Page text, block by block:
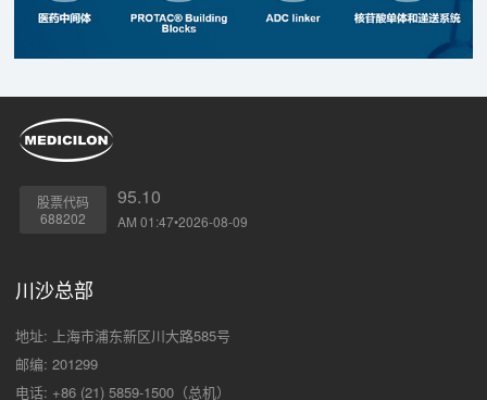
股票代码
688202
95.10
AM 01:47•2026-08-09
川沙总部
地址: 上海市浦东新区川大路585号
邮编: 201299
电话: +86 (21) 5859-1500（总机）